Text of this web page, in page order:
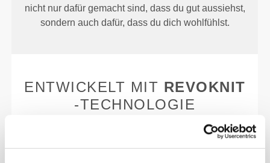
nicht nur dafür gemacht sind, dass du gut aussiehst,
sondern auch dafür, dass du dich wohlfühlst.
ENTWICKELT MIT REVOKNIT
-TECHNOLOGIE